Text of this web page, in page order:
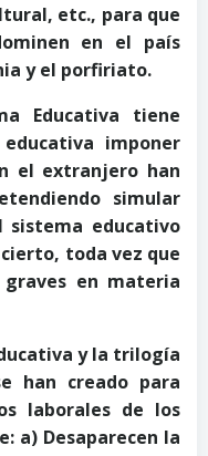
etc., para que
en el país
y el porfiriato.
Educativa tiene
imponer
el extranjero han
simular
sistema educativo
toda vez que
graves en materia
y la trilogía
han creado para
laborales de los
a) Desaparecen la